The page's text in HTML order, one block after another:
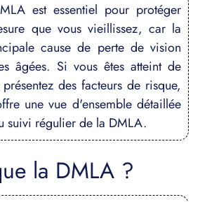
est essentiel pour protéger
que vous vieillissez, car la
cause de perte de vision
âgées. Si vous êtes atteint de
des facteurs de risque,
une vue d'ensemble détaillée
suivi régulier de la DMLA.
la DMLA ?